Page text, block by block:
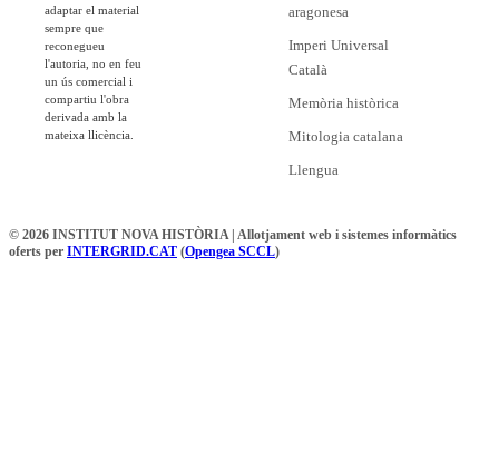
adaptar el material
sempre que
reconegueu
l'autoria, no en feu
un ús comercial i
compartiu l'obra
derivada amb la
mateixa llicència.
aragonesa
Imperi Universal
Català
Memòria històrica
Mitologia catalana
Llengua
© 2026 INSTITUT NOVA HISTÒRIA | Allotjament web i sistemes informàtics
oferts per INTERGRID.CAT (Opengea SCCL)